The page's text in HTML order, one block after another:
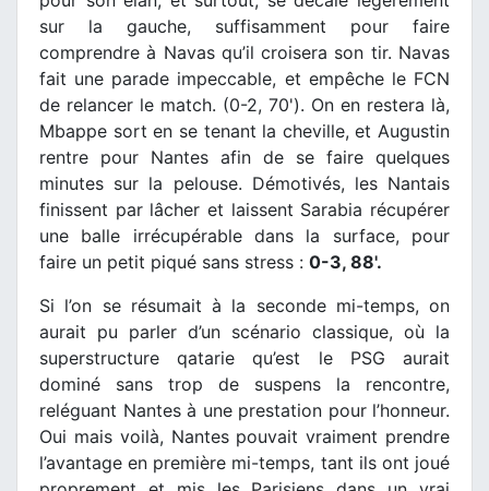
sur la gauche, suffisamment pour faire
comprendre à Navas qu’il croisera son tir. Navas
fait une parade impeccable, et empêche le FCN
de relancer le match. (0-2, 70'). On en restera là,
Mbappe sort en se tenant la cheville, et Augustin
rentre pour Nantes afin de se faire quelques
minutes sur la pelouse. Démotivés, les Nantais
finissent par lâcher et laissent Sarabia récupérer
une balle irrécupérable dans la surface, pour
faire un petit piqué sans stress : 0-3, 88'.
Si l’on se résumait à la seconde mi-temps, on
aurait pu parler d’un scénario classique, où la
superstructure qatarie qu’est le PSG aurait
dominé sans trop de suspens la rencontre,
reléguant Nantes à une prestation pour l’honneur.
Oui mais voilà, Nantes pouvait vraiment prendre
l’avantage en première mi-temps, tant ils ont joué